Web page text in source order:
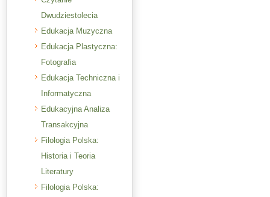
Dwudziestolecia
Edukacja Muzyczna
Edukacja Plastyczna:
Fotografia
Edukacja Techniczna i
Informatyczna
Edukacyjna Analiza
Transakcyjna
Filologia Polska:
Historia i Teoria
Literatury
Filologia Polska: